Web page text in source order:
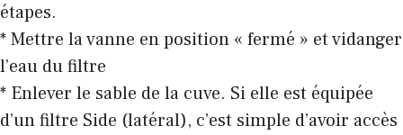
étapes.
* Mettre la vanne en position « fermé » et vidanger
l’eau du filtre
* Enlever le sable de la cuve. Si elle est équipée
d’un filtre Side (latéral), c’est simple d’avoir accès